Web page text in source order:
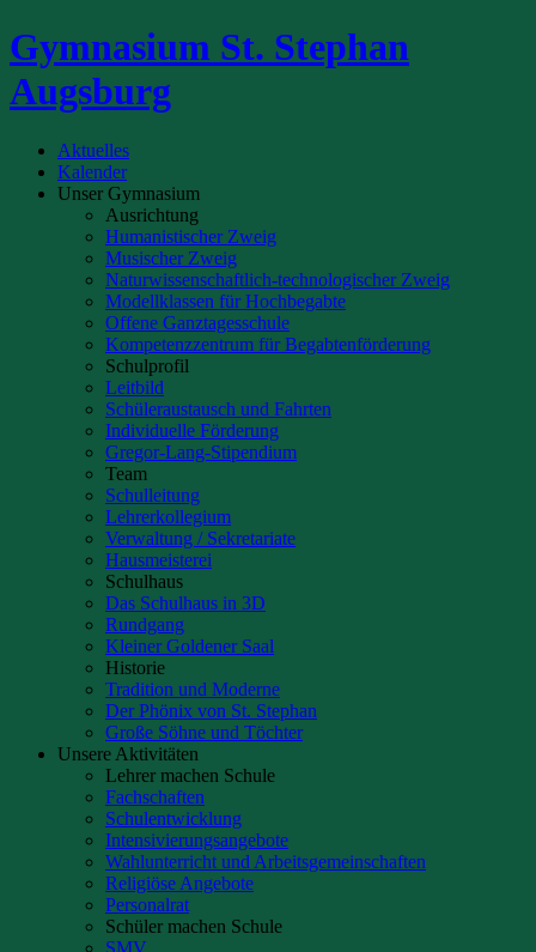
Gymnasium St. Stephan
Augsburg
Aktuelles
Kalender
Unser Gymnasium
Ausrichtung
Humanistischer Zweig
Musischer Zweig
Naturwissenschaftlich-technologischer Zweig
Modellklassen für Hochbegabte
Offene Ganztagesschule
Kompetenzzentrum für Begabtenförderung
Schulprofil
Leitbild
Schüleraustausch und Fahrten
Individuelle Förderung
Gregor-Lang-Stipendium
Team
Schulleitung
Lehrerkollegium
Verwaltung / Sekretariate
Hausmeisterei
Schulhaus
Das Schulhaus in 3D
Rundgang
Kleiner Goldener Saal
Historie
Tradition und Moderne
Der Phönix von St. Stephan
Große Söhne und Töchter
Unsere Aktivitäten
Lehrer machen Schule
Fachschaften
Schulentwicklung
Intensivierungsangebote
Wahlunterricht und Arbeitsgemeinschaften
Religiöse Angebote
Personalrat
Schüler machen Schule
SMV